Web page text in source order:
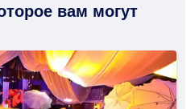
вам могут